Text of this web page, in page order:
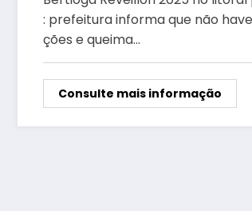
fogos na virada de ano
: prefeitura informa que não
ções e queima…
Consulte mais informação